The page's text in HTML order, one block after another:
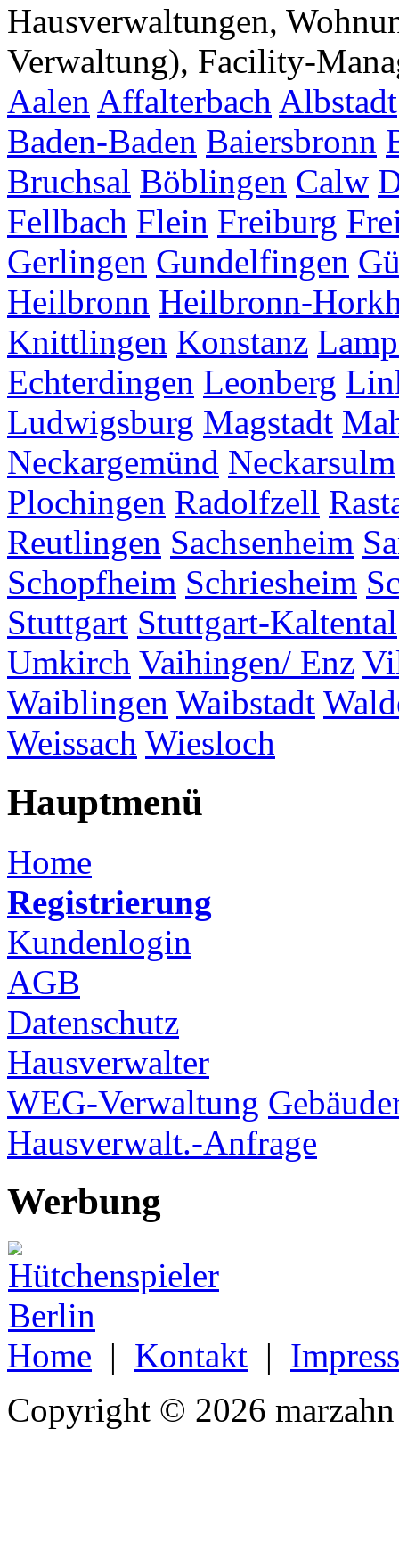
Hausverwaltungen,
Verwaltung), Facility-
Aalen Affalterbach Albstadt
Baden-Baden Baiersbronn
Bruchsal Böblingen Calw
Fellbach Flein Freiburg
Gerlingen Gundelfingen
Heilbronn Heilbronn-
Knittlingen Konstanz
Echterdingen Leonberg
Ludwigsburg Magstadt
Neckargemünd Neckarsulm
Plochingen Radolfzell
Reutlingen Sachsenheim
Schopfheim Schriesheim
Stuttgart Stuttgart-Kaltental
Umkirch Vaihingen/ Enz
Waiblingen Waibstadt
Weissach Wiesloch
Hauptmenü
Home
Registrierung
Kundenlogin
AGB
Datenschutz
Hausverwalter
WEG-Verwaltung
Hausverwalt.-Anfrage
Werbung
Home | Kontakt |
Copyright © 2026